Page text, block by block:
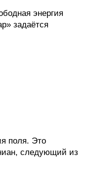
энергия
задаётся
поля. Это
следующий из